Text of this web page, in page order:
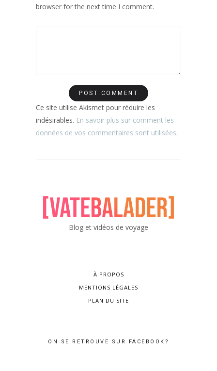
browser for the next time I comment.
Ce site utilise Akismet pour réduire les
indésirables. En savoir plus sur comment les
données de vos commentaires sont utilisées.
Blog et vidéos de voyage
À PROPOS
MENTIONS LÉGALES
PLAN DU SITE
ON SE RETROUVE SUR FACEBOOK?